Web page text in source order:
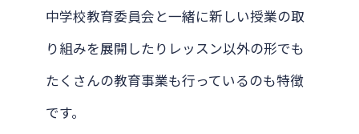
中学校教育委員会と一緒に新しい授業の取
り組みを展開したりレッスン以外の形でも
たくさんの教育事業も行っているのも特徴
です。